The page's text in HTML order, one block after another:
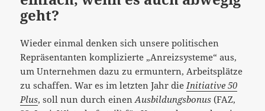
geht?
Wieder einmal denken sich unsere politischen
Repräsentanten komplizierte „Anreizsysteme“ aus,
um Unternehmen dazu zu ermuntern, Arbeitsplätze
zu schaffen. War es im letzten Jahr dieInitiative 50
Plus, soll nun durch einenAusbildungsbonus (FAZ,